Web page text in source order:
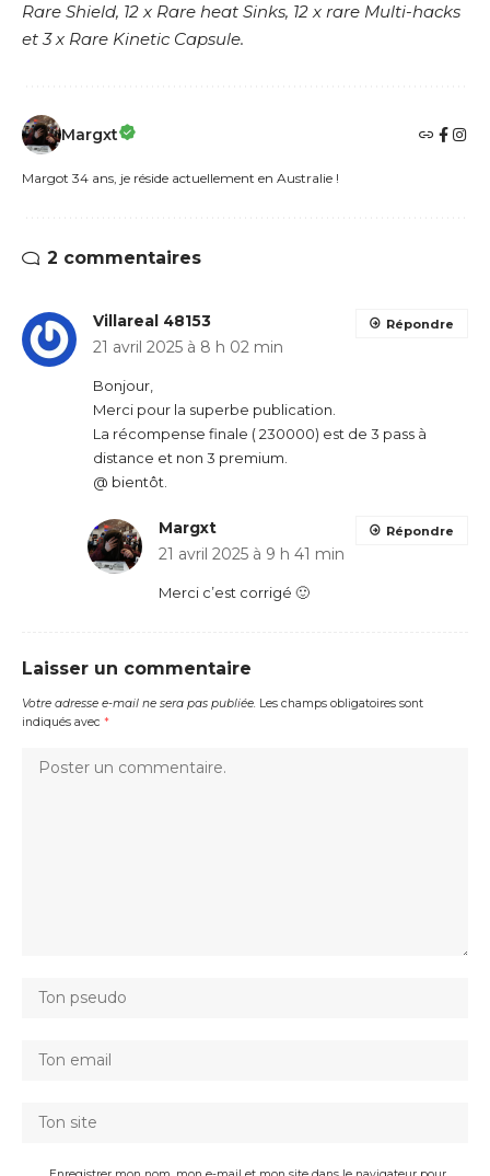
Rare Shield, 12 x Rare heat Sinks, 12 x rare Multi-hacks
et 3 x Rare Kinetic Capsule.
Margxt
Margot 34 ans, je réside actuellement en Australie !
2 commentaires
Villareal 48153
21 avril 2025 à 8 h 02 min
Bonjour,
Merci pour la superbe publication.
La récompense finale ( 230000) est de 3 pass à
distance et non 3 premium.
@ bientôt.
Répondre
Margxt
21 avril 2025 à 9 h 41 min
Merci c’est corrigé 🙂
Répondre
Laisser un commentaire
Votre adresse e-mail ne sera pas publiée. Les champs obligatoires sont
indiqués avec *